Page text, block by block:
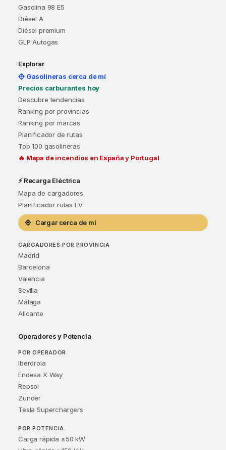
Gasolina 98 E5
Diésel A
Diésel premium
GLP Autogas
Explorar
Gasolineras cerca de mí
Precios carburantes hoy
Descubre tendencias
Ranking por provincias
Ranking por marcas
Planificador de rutas
Top 100 gasolineras
🔥 Mapa de incendios en España y Portugal
⚡ Recarga Eléctrica
Mapa de cargadores
Planificador rutas EV
Cargar cerca de mí
CARGADORES POR PROVINCIA
Madrid
Barcelona
Valencia
Sevilla
Málaga
Alicante
Operadores y Potencia
POR OPERADOR
Iberdrola
Endesa X Way
Repsol
Zunder
Tesla Superchargers
POR POTENCIA
Carga rápida ≥50 kW